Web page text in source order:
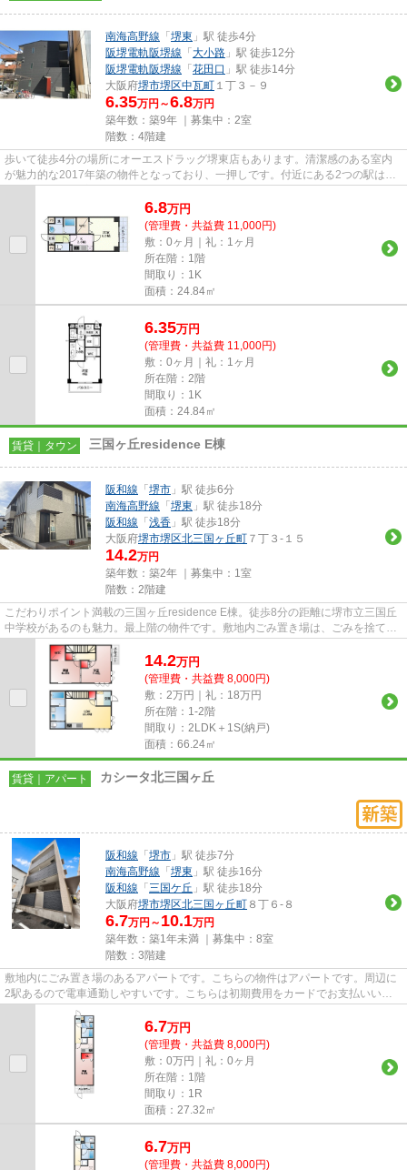
南海高野線 「 堺東 」駅 徒歩4分
阪堺電軌阪堺線 「 大小路 」駅 徒歩12分
阪堺電軌阪堺線 「 花田口 」駅 徒歩14分
大阪府堺市堺区中瓦町 １丁３－９
6.35万円～6.8万円
築年数：築9年 ｜募集中： 2室
階数：4階建
歩いて徒歩4分の場所にオーエスドラッグ堺東店もあります。清潔感のある室内
が魅力的な2017年築の物件となっており、一押しです。付近にある2つの駅は、
6.8万円
(管理費・共益費 11,000円)
敷：0ヶ月｜礼：1ヶ月
所在階：1階
間取り：1K
面積：24.84㎡
6.35万円
(管理費・共益費 11,000円)
敷：0ヶ月｜礼：1ヶ月
所在階：2階
間取り：1K
面積：24.84㎡
賃貸｜タウン 三国ヶ丘residence E棟
阪和線 「 堺市 」駅 徒歩6分
南海高野線 「 堺東 」駅 徒歩18分
阪和線 「 浅香 」駅 徒歩18分
大阪府堺市堺区北三国ヶ丘町 ７丁３-１５
14.2万円
築年数：築2年 ｜募集中： 1室
階数：2階建
こだわりポイント満載の三国ヶ丘residence E棟。徒歩8分の距離に堺市立三国丘
中学校があるのも魅力。最上階の物件です。敷地内ごみ置き場は、ごみを捨てる
手間を減らしてくれます。当...
14.2万円
(管理費・共益費 8,000円)
敷：2万円｜礼：18万円
所在階：1-2階
間取り：2LDK＋1S(納戸)
面積：66.24㎡
賃貸｜アパート カシータ北三国ヶ丘
阪和線 「 堺市 」駅 徒歩7分
南海高野線 「 堺東 」駅 徒歩16分
阪和線 「 三国ケ丘 」駅 徒歩18分
大阪府堺市堺区北三国ヶ丘町 ８丁６-８
6.7万円～ 10.1万円
築年数：築1年未満 ｜募集中： 8室
階数：3階建
敷地内にごみ置き場のあるアパートです。こちらの物件はアパートです。周辺に
2駅あるので電車通勤しやすいです。こちらは初期費用をカードでお支払いいた
だける物件なので、支払い手続...
6.7万円
(管理費・共益費 8,000円)
敷：0万円｜礼：0ヶ月
所在階：1階
間取り：1R
面積：27.32㎡
6.7万円
(管理費・共益費 8,000円)